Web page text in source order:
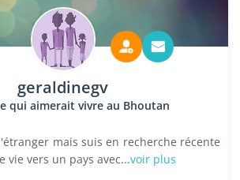
geraldinegv
qui aimerait vivre au Bhoutan
mais suis en recherche récente
vie vers un pays avec...voir plus